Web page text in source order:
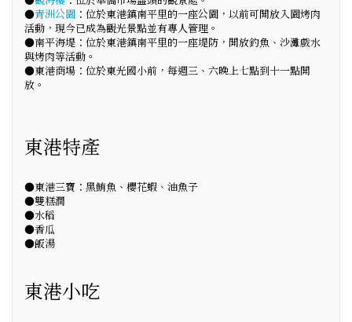
●青洲公園 ：位於東港鎮南平里的一座公園，以前可開放入園烤肉
活動，現今已成為觀光景點並有專人管理。
●南平海堤：位於東港鎮南平里的一座堤防，開放釣魚、沙灘戲水
與烤肉等活動。
●東港商場：位於東光國小前，每週三、六晚上七點到十一點開
放。
東港特產
●東港三寶：黑鮪魚、櫻花蝦、油魚子
●雙糕潤
●水稻
●香瓜
●飯湯
東港小吃